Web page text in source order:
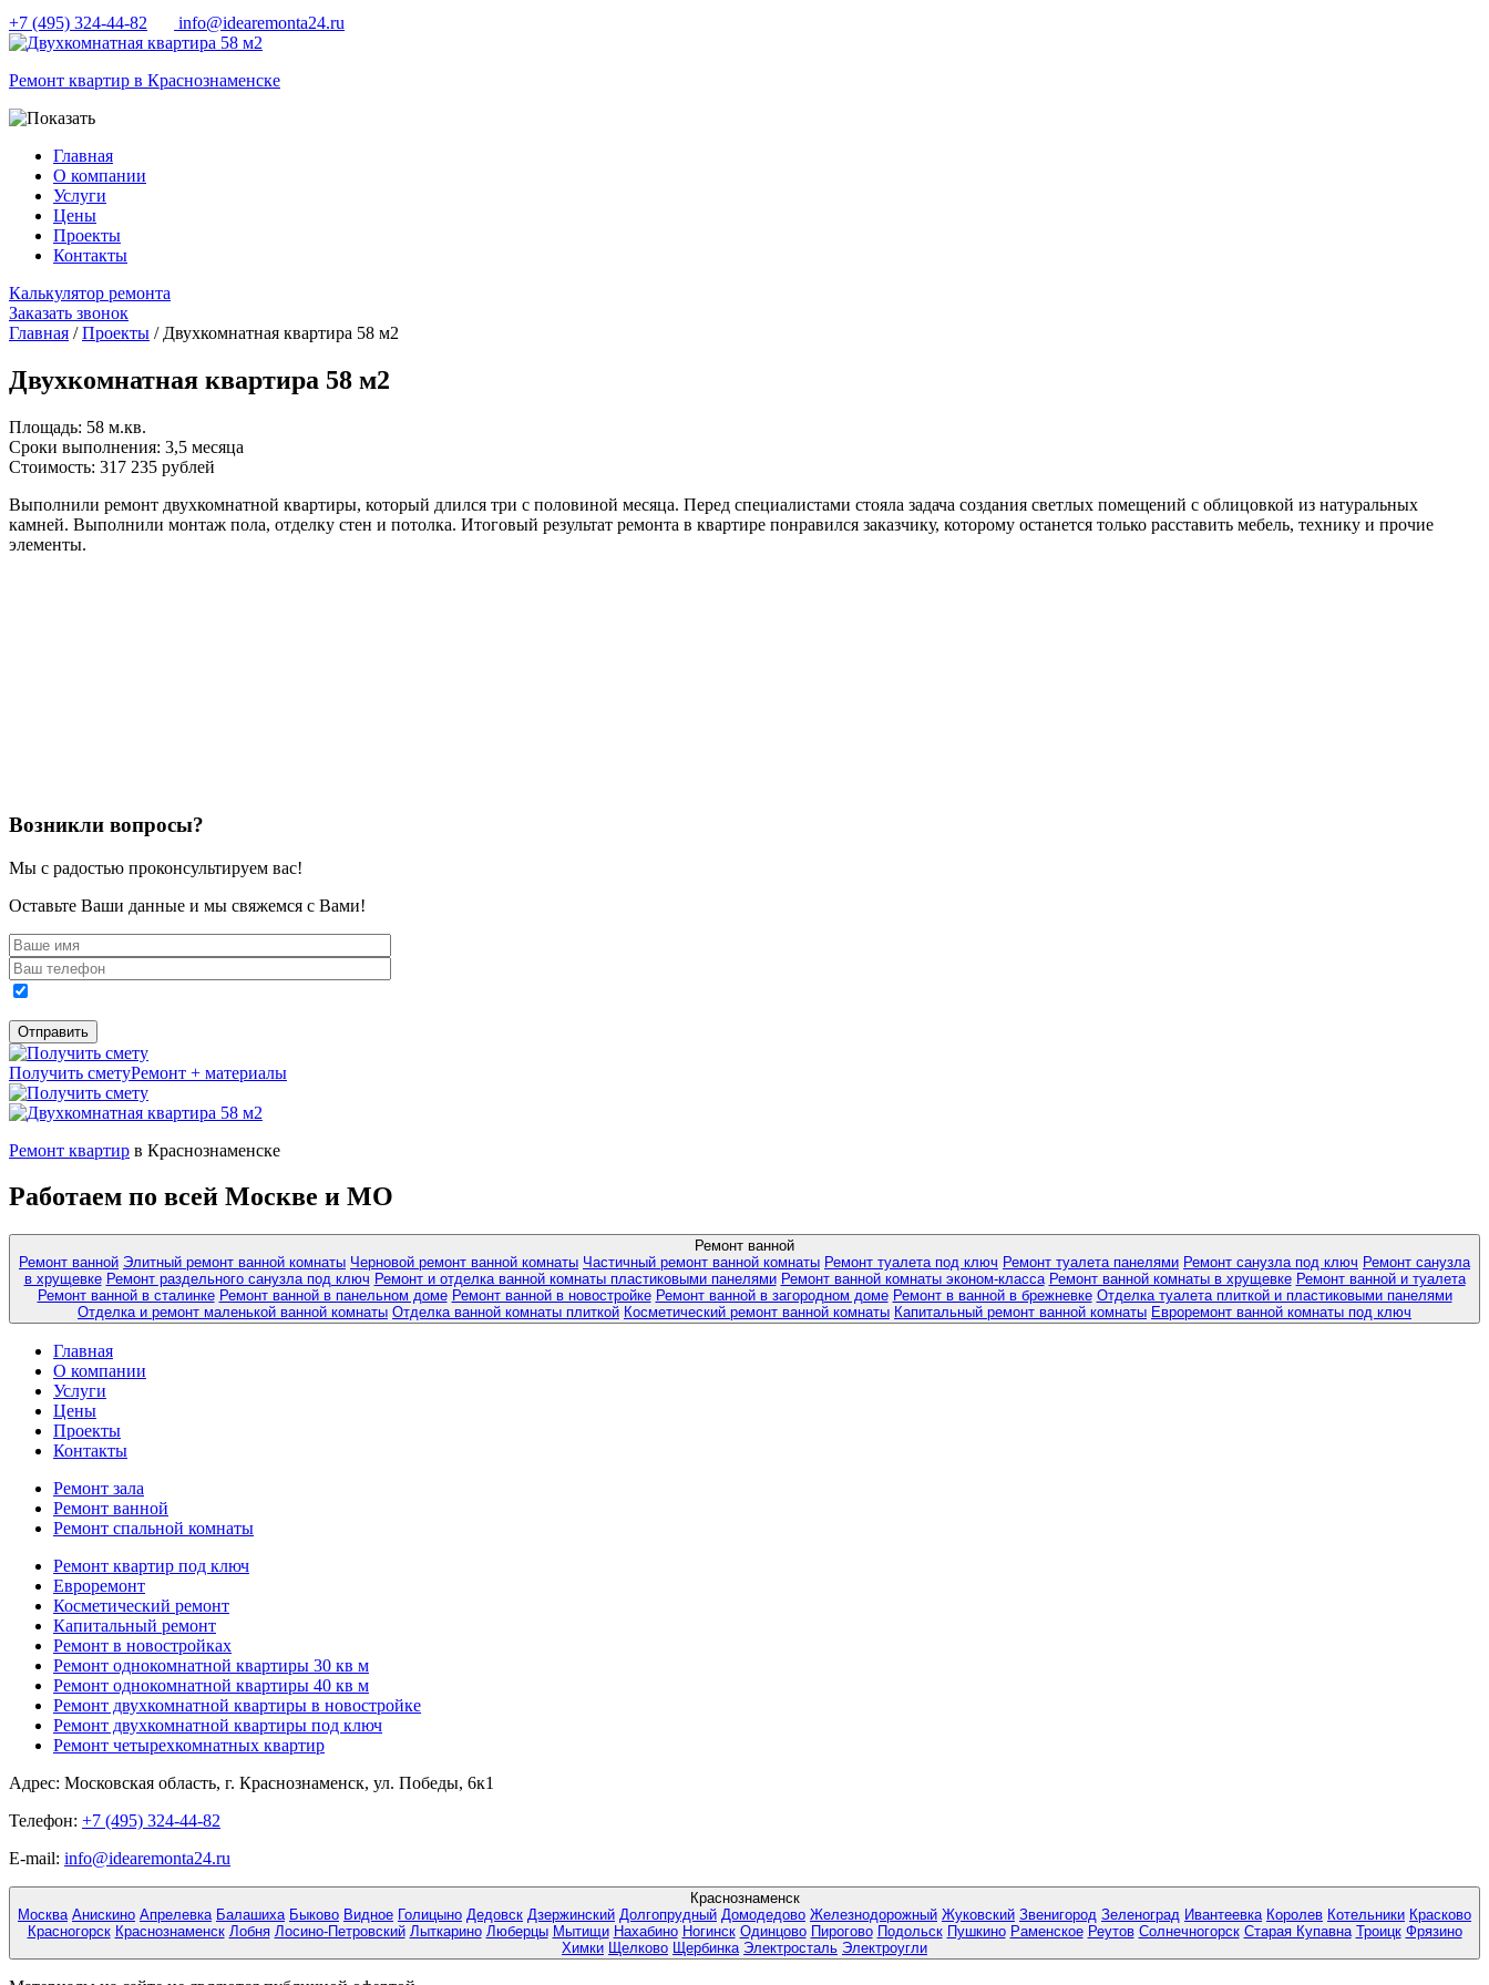
+7 (495) 324-44-82 info@idearemonta24.ru
Ремонт квартир в Краснознаменске
Главная
О компании
Услуги
Цены
Проекты
Контакты
Калькулятор ремонта
Заказать звонок
Главная /Проекты / Двухкомнатная квартира 58 м2
Двухкомнатная квартира 58 м2
Площадь: 58 м.кв.
Сроки выполнения: 3,5 месяца
Cтоимость: 317 235 рублей
Выполнили ремонт двухкомнатной квартиры, который длился три с половиной месяца. Перед специалистами стояла задача создания светлых помещений с облицовкой из натуральных
камней. Выполнили монтаж пола, отделку стен и потолка. Итоговый результат ремонта в квартире понравился заказчику, которому останется только расставить мебель, технику и прочие
элементы.
Возникли вопросы?
Мы с радостью проконсультируем вас!
Оставьте Ваши данные и мы свяжемся с Вами!
Получить сметуРемонт + материалы
Ремонт квартир в Краснознаменске
Работаем по всей Москве и МО
Ремонт ванной
Ремонт ванной Элитный ремонт ванной комнаты Черновой ремонт ванной комнаты Частичный ремонт ванной комнаты Ремонт туалета под ключ Ремонт туалета панелями Ремонт санузла под ключ Ремонт санузла
в хрущевке Ремонт раздельного санузла под ключ Ремонт и отделка ванной комнаты пластиковыми панелями Ремонт ванной комнаты эконом-класса Ремонт ванной комнаты в хрущевке Ремонт ванной и туалета
Ремонт ванной в сталинке Ремонт ванной в панельном доме Ремонт ванной в новостройке Ремонт ванной в загородном доме Ремонт в ванной в брежневке Отделка туалета плиткой и пластиковыми панелями
Отделка и ремонт маленькой ванной комнаты Отделка ванной комнаты плиткой Косметический ремонт ванной комнаты Капитальный ремонт ванной комнаты Евроремонт ванной комнаты под ключ
Главная
О компании
Услуги
Цены
Проекты
Контакты
Ремонт зала
Ремонт ванной
Ремонт спальной комнаты
Ремонт квартир под ключ
Евроремонт
Косметический ремонт
Капитальный ремонт
Ремонт в новостройках
Ремонт однокомнатной квартиры 30 кв м
Ремонт однокомнатной квартиры 40 кв м
Ремонт двухкомнатной квартиры в новостройке
Ремонт двухкомнатной квартиры под ключ
Ремонт четырехкомнатных квартир
Адрес: Московская область, г. Краснознаменск, ул. Победы, 6к1
Телефон: +7 (495) 324-44-82
E-mail: info@idearemonta24.ru
Краснознаменск
Москва Анискино Апрелевка Балашиха Быково Видное Голицыно Дедовск Дзержинский Долгопрудный Домодедово Железнодорожный Жуковский Звенигород Зеленоград Ивантеевка Королев Котельники Красково
Красногорск Краснознаменск Лобня Лосино-Петровский Лыткарино Люберцы Мытищи Нахабино Ногинск Одинцово Пирогово Подольск Пушкино Раменское Реутов Солнечногорск Старая Купавна Троицк Фрязино
Химки Щелково Щербинка Электросталь Электроугли